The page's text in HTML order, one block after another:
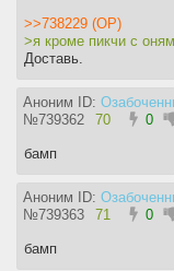
>>738229 (OP)
>я кроме пикчи с
Доставь.
Аноним ID:
№739362 70 0
бамп
Аноним ID:
№739363 71 0
бамп